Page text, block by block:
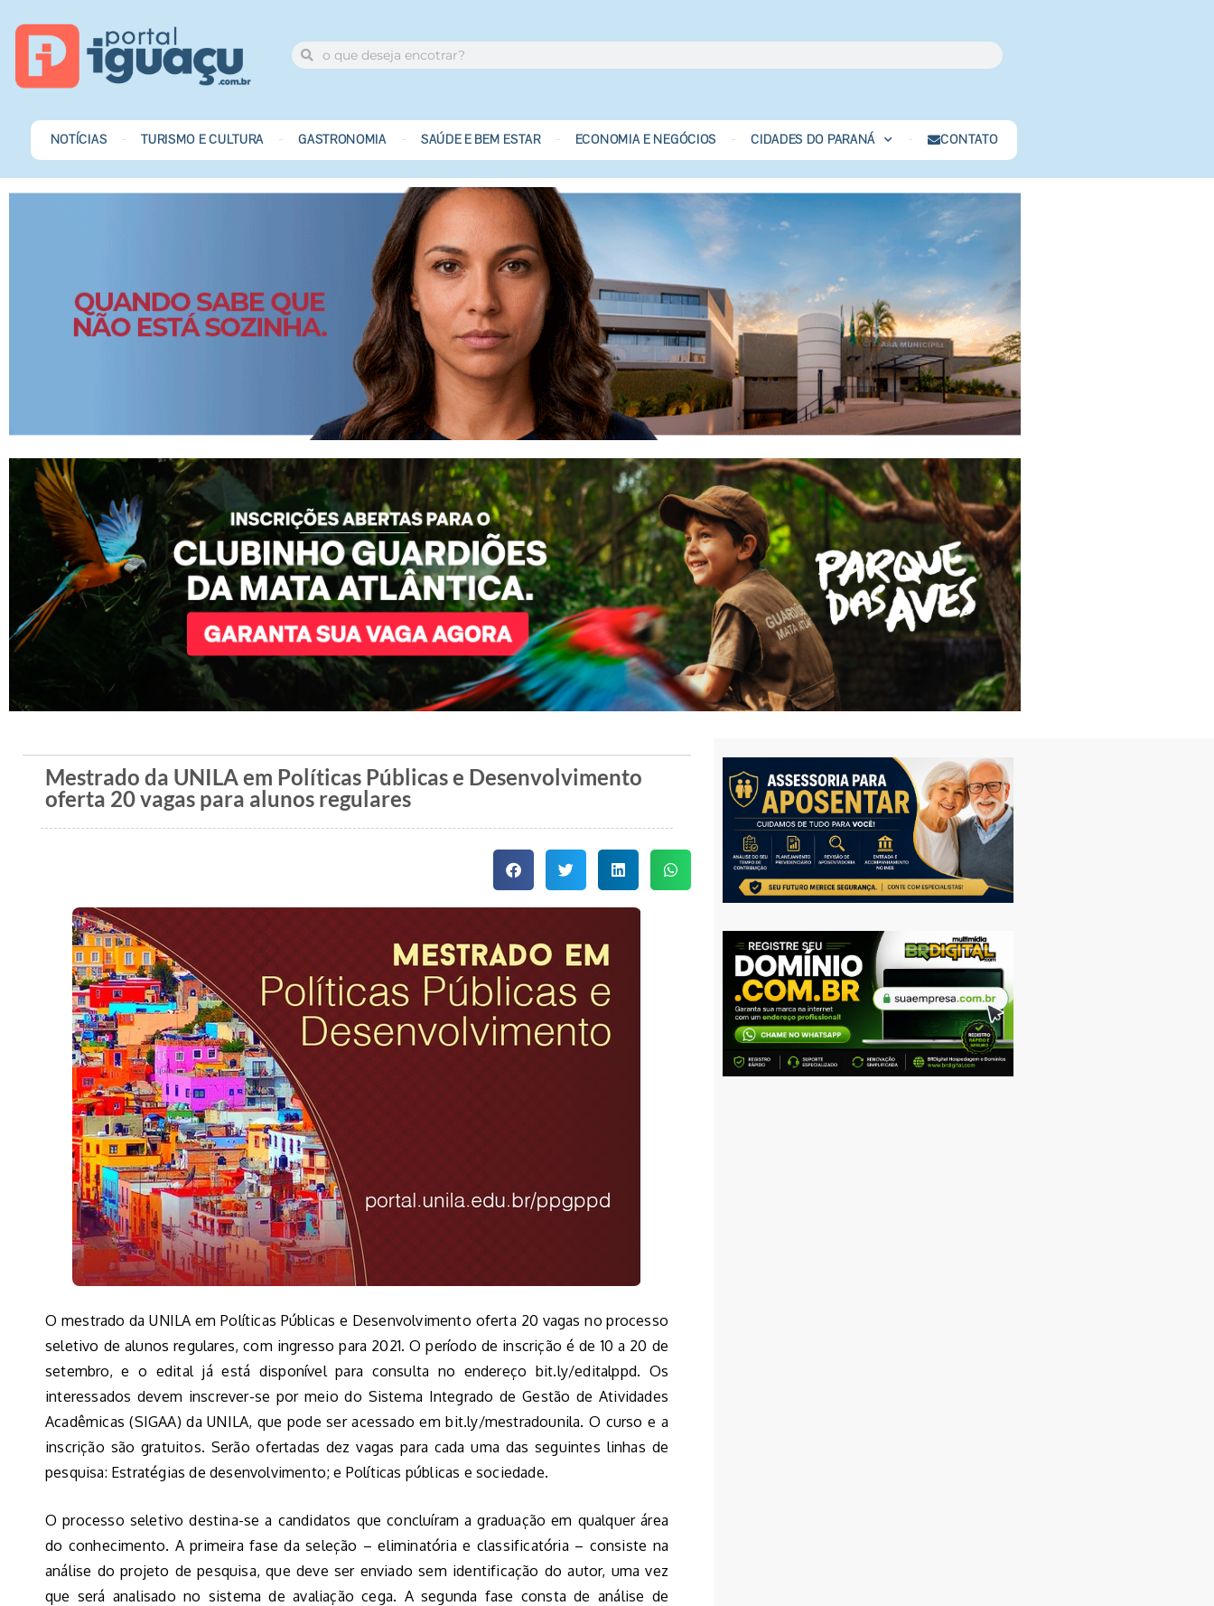
NOTÍCIAS TURISMO E CULTURA GASTRONOMIA SAÚDE E BEM ESTAR ECONOMIA E NEGÓCIOS CIDADES DO PARANÁ CONTATO
Mestrado da UNILA em Políticas Públicas e Desenvolvimento
oferta 20 vagas para alunos regulares
O mestrado da UNILA em Políticas Públicas e Desenvolvimento oferta 20 vagas no processo
seletivo de alunos regulares, com ingresso para 2021. O período de inscrição é de 10 a 20 de
setembro, e o edital já está disponível para consulta no endereço bit.ly/editalppd. Os
interessados devem inscrever-se por meio do Sistema Integrado de Gestão de Atividades
Acadêmicas (SIGAA) da UNILA, que pode ser acessado em bit.ly/mestradounila. O curso e a
inscrição são gratuitos. Serão ofertadas dez vagas para cada uma das seguintes linhas de
pesquisa: Estratégias de desenvolvimento; e Políticas públicas e sociedade.
O processo seletivo destina-se a candidatos que concluíram a graduação em qualquer área
do conhecimento. A primeira fase da seleção – eliminatória e classificatória – consiste na
análise do projeto de pesquisa, que deve ser enviado sem identificação do autor, uma vez
que será analisado no sistema de avaliação cega. A segunda fase consta de análise de